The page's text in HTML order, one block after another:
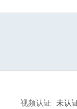
视频认证 未认